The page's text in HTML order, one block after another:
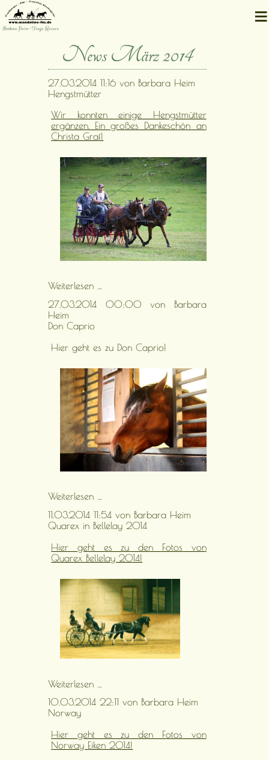
Barbara Heim • Tanja Kernen ≡
News März 2014
27.03.2014 11:16 von Barbara Heim
Hengstmütter
Wir konnten einige Hengstmütter
ergänzen. Ein großes Dankeschön an
Christa Graf!
Weiterlesen …
27.03.2014 00:00 von Barbara
Heim
Don Caprio
Hier geht es zu Don Caprio!
Weiterlesen …
11.03.2014 11:54 von Barbara Heim
Quarex in Bellelay 2014
Hier geht es zu den Fotos von
Quarex Bellelay 2014!
Weiterlesen …
Bellelay
10.03.2014 22:11 von Barbara Heim
Norway
Hier geht es zu den Fotos von
Norway Eiken 2014!